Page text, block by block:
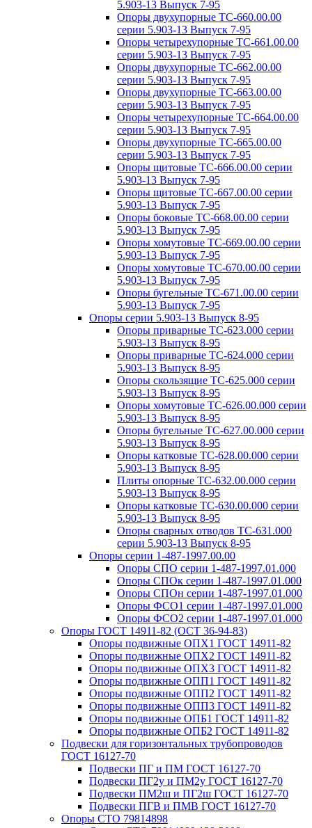
5.903-13 Выпуск 7-95
Опоры двухупорные ТС-660.00.00
серии 5.903-13 Выпуск 7-95
Опоры четырехупорные ТС-661.00.00
серии 5.903-13 Выпуск 7-95
Опоры двухупорные ТС-662.00.00
серии 5.903-13 Выпуск 7-95
Опоры двухупорные ТС-663.00.00
серии 5.903-13 Выпуск 7-95
Опоры четырехупорные ТС-664.00.00
серии 5.903-13 Выпуск 7-95
Опоры двухупорные ТС-665.00.00
серии 5.903-13 Выпуск 7-95
Опоры щитовые ТС-666.00.00 серии
5.903-13 Выпуск 7-95
Опоры щитовые ТС-667.00.00 серии
5.903-13 Выпуск 7-95
Опоры боковые ТС-668.00.00 серии
5.903-13 Выпуск 7-95
Опоры хомутовые ТС-669.00.00 серии
5.903-13 Выпуск 7-95
Опоры хомутовые ТС-670.00.00 серии
5.903-13 Выпуск 7-95
Опоры бугельные ТС-671.00.00 серии
5.903-13 Выпуск 7-95
Опоры серии 5.903-13 Выпуск 8-95
Опоры приварные ТС-623.000 серии
5.903-13 Выпуск 8-95
Опоры приварные ТС-624.000 серии
5.903-13 Выпуск 8-95
Опоры скользящие ТС-625.000 серии
5.903-13 Выпуск 8-95
Опоры хомутовые ТС-626.00.000 серии
5.903-13 Выпуск 8-95
Опоры бугельные ТС-627.00.000 серии
5.903-13 Выпуск 8-95
Опоры катковые ТС-628.00.000 серии
5.903-13 Выпуск 8-95
Плиты опорные ТС-632.00.000 серии
5.903-13 Выпуск 8-95
Опоры катковые ТС-630.00.000 серии
5.903-13 Выпуск 8-95
Опоры сварных отводов ТС-631.000
серии 5.903-13 Выпуск 8-95
Опоры серии 1-487-1997.00.00
Опоры СПО серии 1-487-1997.01.000
Опоры СПОк серии 1-487-1997.01.000
Опоры СПОн серии 1-487-1997.01.000
Опоры ФСО1 серии 1-487-1997.01.000
Опоры ФСО2 серии 1-487-1997.01.000
Опоры ГОСТ 14911-82 (ОСТ 36-94-83)
Опоры подвижные ОПХ1 ГОСТ 14911-82
Опоры подвижные ОПХ2 ГОСТ 14911-82
Опоры подвижные ОПХ3 ГОСТ 14911-82
Опоры подвижные ОПП1 ГОСТ 14911-82
Опоры подвижные ОПП2 ГОСТ 14911-82
Опоры подвижные ОПП3 ГОСТ 14911-82
Опоры подвижные ОПБ1 ГОСТ 14911-82
Опоры подвижные ОПБ2 ГОСТ 14911-82
Подвески для горизонтальных трубопроводов
ГОСТ 16127-70
Подвески ПГ и ПМ ГОСТ 16127-70
Подвески ПГ2у и ПМ2у ГОСТ 16127-70
Подвески ПМ2ш и ПГ2ш ГОСТ 16127-70
Подвески ПГВ и ПМВ ГОСТ 16127-70
Опоры СТО 79814898